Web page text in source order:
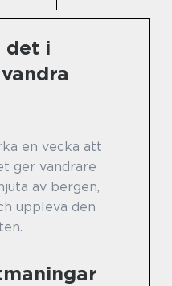
det i
en vecka att
ger vandrare
av bergen,
uppleva den